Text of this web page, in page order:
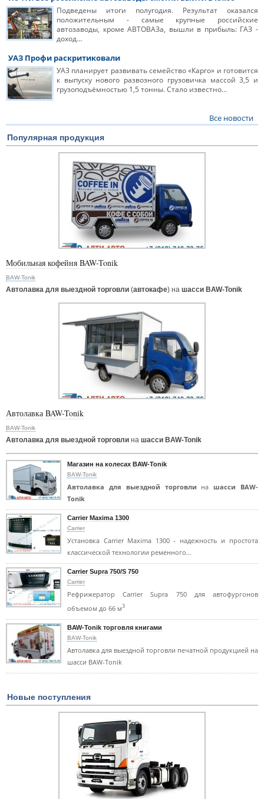
Подведены итоги полугодия. Результат оказался
положительным - самые крупные российские
автозаводы, кроме АВТОВАЗа, вышли в прибыль: ГАЗ -
доход…
УАЗ Профи раскритиковали
УАЗ планирует развивать семейство «Карго» и готовится
к выпуску нового развозного грузовичка массой 3,5 и
грузоподъёмностью 1,5 тонны. Стало известно…
Все новости
Популярная продукция
Мобильная кофейня BAW-Tonik
BAW-Tonik
Автолавка для выездной торговли (автокафе) на шасси BAW-Tonik
Автолавка BAW-Tonik
BAW-Tonik
Автолавка для выездной торговли на шасси BAW-Tonik
Магазин на колесах BAW-Tonik
BAW-Tonik
Автолавка для выездной торговли на шасси BAW-
Tonik
Carrier Maxima 1300
Carrier
Установка Carrier Maxima 1300 - надежность и простота
классической технологии ременного…
Carrier Supra 750/S 750
Carrier
Рефрижератор Carrier Supra 750 для автофургонов
объемом до 66 м3
BAW-Tonik торговля книгами
BAW-Tonik
Автолавка для выездной торговли печатной продукцией на
шасси BAW-Tonik
Новые поступления